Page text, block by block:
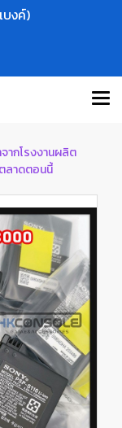
งค์)
ากโรงงานผลิต
ลาดตอนนี้